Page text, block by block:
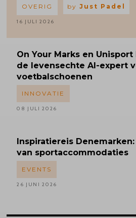
OVERIG by Just Padel
16 JULI 2026
On Your Marks en
de levensechte AI-expert
voetbalschoenen
INNOVATIE
08 JULI 2026
Inspiratiereis
van sportaccommodaties
EVENTS
26 JUNI 2026